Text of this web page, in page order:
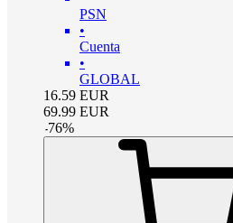
PSN
•
Cuenta
•
GLOBAL
16.59 EUR
69.99 EUR
-76%